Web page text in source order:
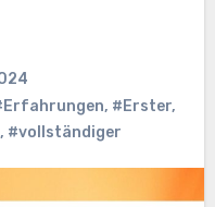
, #Erster,
, #vollständiger